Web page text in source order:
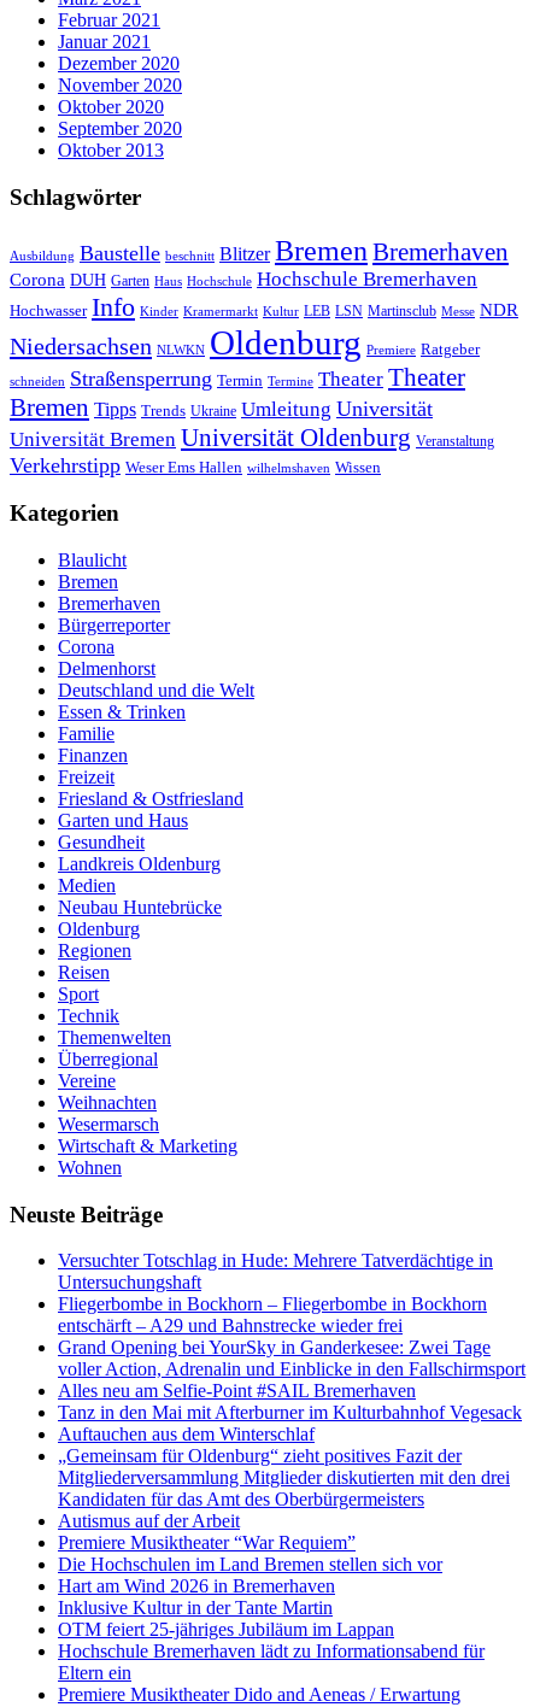
Februar 2021
Januar 2021
Dezember 2020
November 2020
Oktober 2020
September 2020
Oktober 2013
Schlagwörter
Ausbildung Baustelle beschnitt Blitzer Bremen Bremerhaven
Corona DUH Garten Haus Hochschule Hochschule Bremerhaven
Hochwasser Info Kinder Kramermarkt Kultur LEB LSN Martinsclub Messe NDR
Niedersachsen NLWKN Oldenburg Premiere Ratgeber
schneiden Straßensperrung Termin Termine Theater Theater
Bremen Tipps Trends Ukraine Umleitung Universität
Universität Bremen Universität Oldenburg Veranstaltung
Verkehrstipp Weser Ems Hallen wilhelmshaven Wissen
Kategorien
Blaulicht
Bremen
Bremerhaven
Bürgerreporter
Corona
Delmenhorst
Deutschland und die Welt
Essen & Trinken
Familie
Finanzen
Freizeit
Friesland & Ostfriesland
Garten und Haus
Gesundheit
Landkreis Oldenburg
Medien
Neubau Huntebrücke
Oldenburg
Regionen
Reisen
Sport
Technik
Themenwelten
Überregional
Vereine
Weihnachten
Wesermarsch
Wirtschaft & Marketing
Wohnen
Neuste Beiträge
Versucht­er Totschlag in Hude: Mehrere Tatverdächtige in
Untersuchungshaft
Fliegerbombe in Bockhorn – Fliegerbombe in Bockhorn
entschärft – A29 und Bahnstrecke wieder frei
Grand Opening bei YourSky in Ganderkesee: Zwei Tage
voller Action, Adrenalin und Einblicke in den Fallschirmsport
Alles neu am Selfie-Point #SAIL Bremerhaven
Tanz in den Mai mit Afterburner im Kulturbahnhof Vegesack
Auftauchen aus dem Winterschlaf
„Gemeinsam für Oldenburg“ zieht positives Fazit der
Mitgliederversammlung Mitglieder diskutierten mit den drei
Kandidaten für das Amt des Oberbürgermeisters
Autismus auf der Arbeit
Premiere Musiktheater “War Requiem”
Die Hochschulen im Land Bremen stellen sich vor
Hart am Wind 2026 in Bremerhaven
Inklusive Kultur in der Tante Martin
OTM feiert 25-jähriges Jubiläum im Lappan
Hochschule Bremerhaven lädt zu Informationsabend für
Eltern ein
Premiere Musiktheater Dido and Aeneas / Erwartung